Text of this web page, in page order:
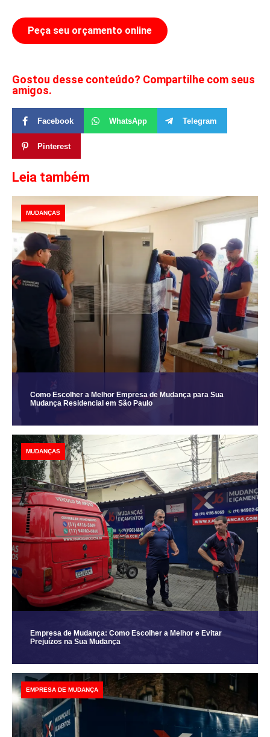
Peça seu orçamento online
Gostou desse conteúdo? Compartilhe com seus
amigos.
Facebook WhatsApp Telegram
Pinterest
Leia também
Como Escolher a Melhor Empresa de Mudança para Sua
Mudança Residencial em São Paulo
MUDANÇAS
Empresa de Mudança: Como Escolher a Melhor e Evitar
Prejuízos na Sua Mudança
MUDANÇAS
EMPRESA DE MUDANÇA